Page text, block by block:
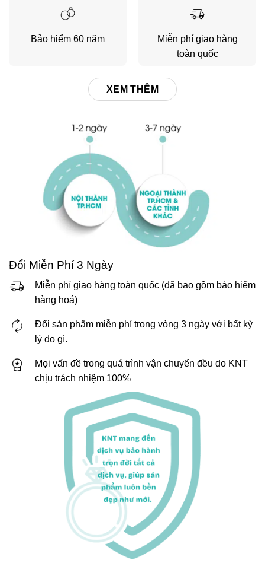
Bảo hiểm 60 năm
Miễn phí giao hàng
toàn quốc
XEM THÊM
Đổi Miễn Phí 3 Ngày
Miễn phí giao hàng toàn quốc (đã bao gồm bảo hiểm
hàng hoá)
Đổi sản phẩm miễn phí trong vòng 3 ngày với bất kỳ
lý do gì.
Mọi vấn đề trong quá trình vận chuyển đều do KNT
chịu trách nhiệm 100%